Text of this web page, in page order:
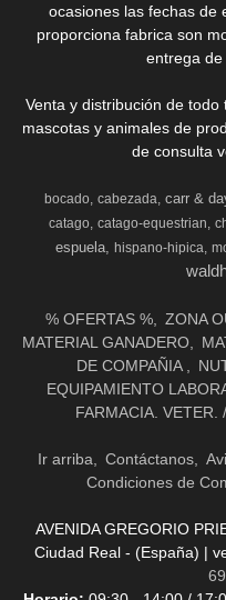
ocasiones las fechas de
proporciona fabrica son
entrega de
Venta y distribución de
mascotas y animales de
de consulta
bocado cabezada carr &
catago catago-equestrian
espuela hispano-hipica
% OFERTAS % ZONA
MATERIAL GANADERO
DE COMPAÑIA
EQUIPAMIENTO
FARMACIA. VETER.
Ir arriba Contáctanos
Condiciones de
AVENIDA GREGORIO
Ciudad Real - (España) |